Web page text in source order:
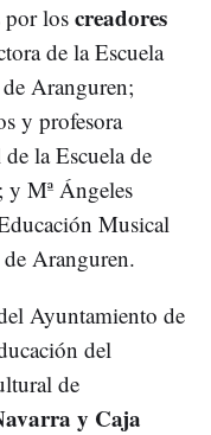
por los creadores
de la Escuela
Aranguren;
y profesora
la Escuela de
y Mª Ángeles
Musical
Aranguren.
Ayuntamiento de
del
de
y Caja